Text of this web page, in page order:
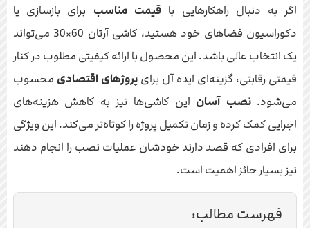
اگر به دنبال راهکارهایی باقیمت مناسب برای بازسازی یا
دکوراسیون فضاهای خود هستید، کاشی آرتان 60×30 می‌تواند
یک انتخاب عالی باشد. این محصول با ارائه کیفیتی مطلوب در کنار
قیمتی رقابتی، گزینه‌ای ایده آل برایپروژهای اقتصادی محسوب
می‌شود.نصب آسان این کاشی‌ها نیز به کاهش هزینه‌های
اجرایی کمک کرده و زمان تکمیل پروژه را کوتاه‌تر می‌کند. این ویژگی
برای افرادی که قصد دارند خودشان عملیات نصب را انجام دهند
نیز بسیار حائز اهمیت است.
فهرست مطالب: